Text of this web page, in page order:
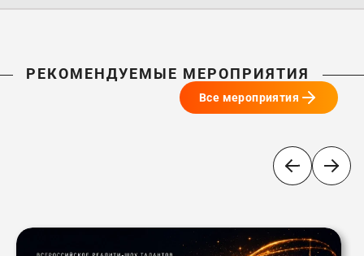
РЕКОМЕНДУЕМЫЕ МЕРОПРИЯТИЯ
Все мероприятия